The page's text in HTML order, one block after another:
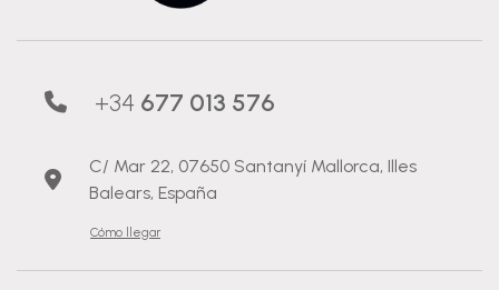
+34 677 013 576
C/ Mar 22, 07650 Santanyí Mallorca, Illes
Balears, España
Cómo llegar